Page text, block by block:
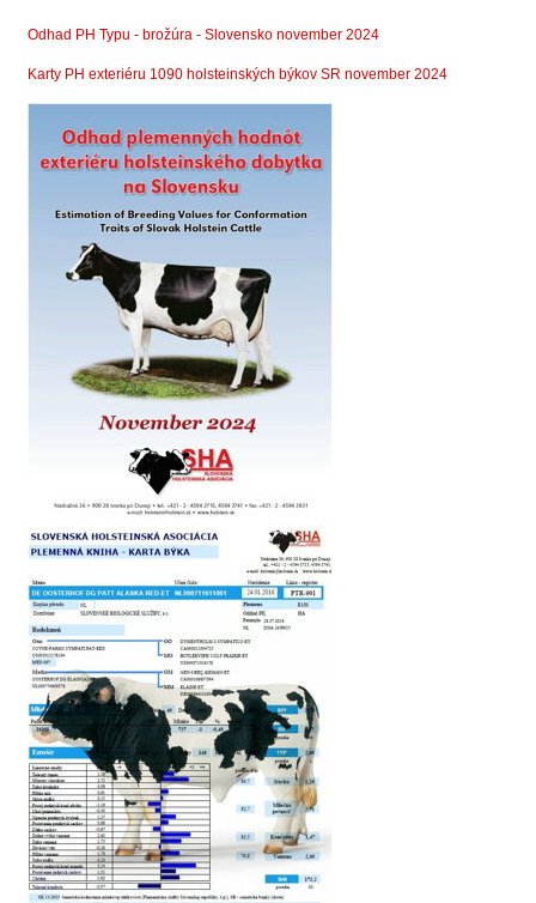
Odhad PH Typu - brožúra - Slovensko november 2024
Karty PH exteriéru 1090 holsteinských býkov SR november 2024